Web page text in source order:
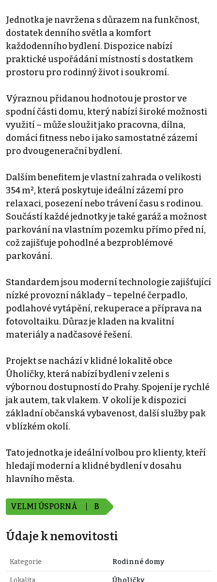
Jednotka je navržena s důrazem na funkčnost,
dostatek denního světla a komfort
každodenního bydlení. Dispozice nabízí
praktické uspořádání místností s dostatkem
prostoru pro rodinný život i soukromí.
Výraznou přidanou hodnotou je prostor ve
spodní části domu, který nabízí široké možnosti
využití – může sloužit jako pracovna, dílna,
domácí fitness nebo i jako samostatné zázemí
pro dvougenerační bydlení.
Dalším benefitem je vlastní zahrada o velikosti
354 m², která poskytuje ideální zázemí pro
relaxaci, posezení nebo trávení času s rodinou.
Součástí každé jednotky je také garáž a možnost
parkování na vlastním pozemku přímo před ní,
což zajišťuje pohodlné a bezproblémové
parkování.
Standardem jsou moderní technologie zajišťující
nízké provozní náklady – tepelné čerpadlo,
podlahové vytápění, rekuperace a příprava na
fotovoltaiku. Důraz je kladen na kvalitní
materiály a nadčasové řešení.
Projekt se nachází v klidné lokalitě obce
Úholičky, která nabízí bydlení v zeleni s
výbornou dostupností do Prahy. Spojení je rychlé
jak autem, tak vlakem. V okolí je k dispozici
základní občanská vybavenost, další služby pak
v blízkém okolí.
Tato jednotka je ideální volbou pro klienty, kteří
hledají moderní a klidné bydlení v dosahu
hlavního města.
VELMI ÚSPORNÁ B
Údaje k nemovitosti
Kategorie Rodinné domy